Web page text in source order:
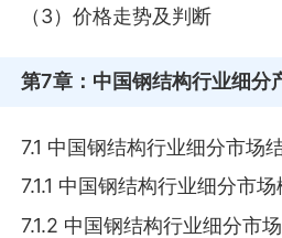
（3）价格走势及判断
第7章 ：中国钢结构行业细
7.1 中国钢结构行业细分市场
7.1.1 中国钢结构行业细分市场
7.1.2 中国钢结构行业细分市